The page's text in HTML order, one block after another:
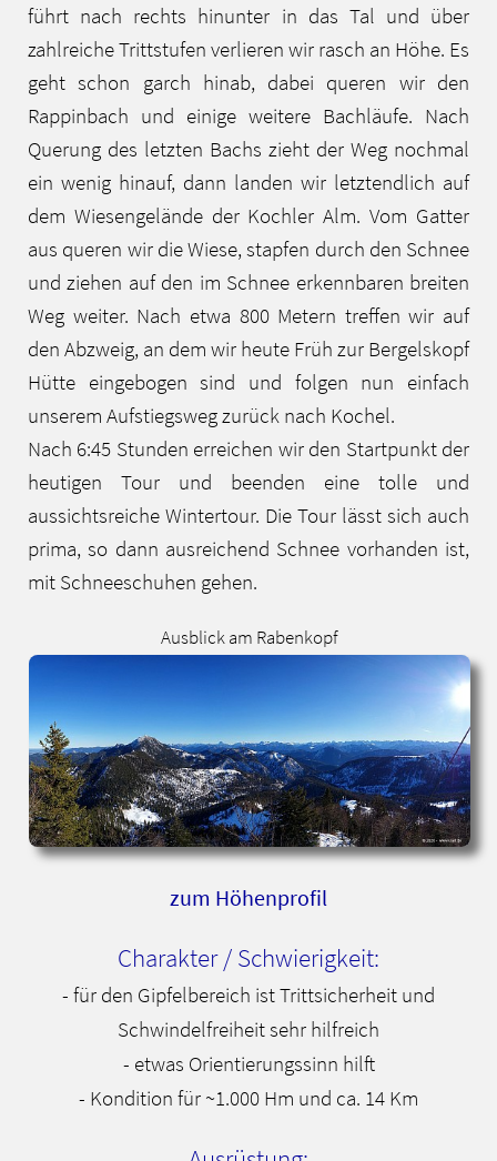
führt nach rechts hinunter in das Tal und über
zahlreiche Trittstufen verlieren wir rasch an Höhe. Es
geht schon garch hinab, dabei queren wir den
Rappinbach und einige weitere Bachläufe. Nach
Querung des letzten Bachs zieht der Weg nochmal
ein wenig hinauf, dann landen wir letztendlich auf
dem Wiesengelände der Kochler Alm. Vom Gatter
aus queren wir die Wiese, stapfen durch den Schnee
und ziehen auf den im Schnee erkennbaren breiten
Weg weiter. Nach etwa 800 Metern treffen wir auf
den Abzweig, an dem wir heute Früh zur Bergelskopf
Hütte eingebogen sind und folgen nun einfach
unserem Aufstiegsweg zurück nach Kochel.
Nach 6:45 Stunden erreichen wir den Startpunkt der
heutigen Tour und beenden eine tolle und
aussichtsreiche Wintertour. Die Tour lässt sich auch
prima, so dann ausreichend Schnee vorhanden ist,
mit Schneeschuhen gehen.
Ausblick am Rabenkopf
zum Höhenprofil
Charakter / Schwierigkeit:
- für den Gipfelbereich ist Trittsicherheit und
Schwindelfreiheit sehr hilfreich
- etwas Orientierungssinn hilft
- Kondition für ~1.000 Hm und ca. 14 Km